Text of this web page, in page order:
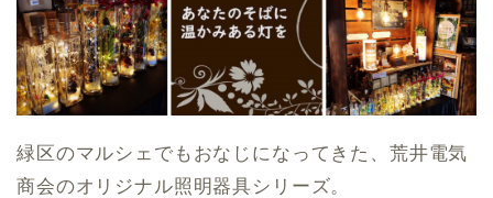
緑区のマルシェでもおなじになってきた、荒井電気
商会のオリジナル照明器具シリーズ。